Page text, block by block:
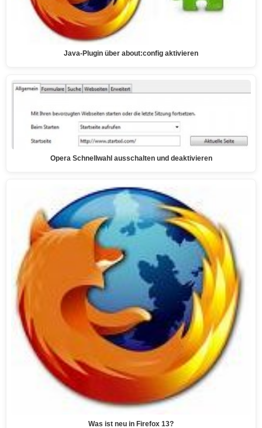
Java-Plugin über about:config aktivieren
Opera Schnellwahl ausschalten und deaktivieren
Was ist neu in Firefox 13?